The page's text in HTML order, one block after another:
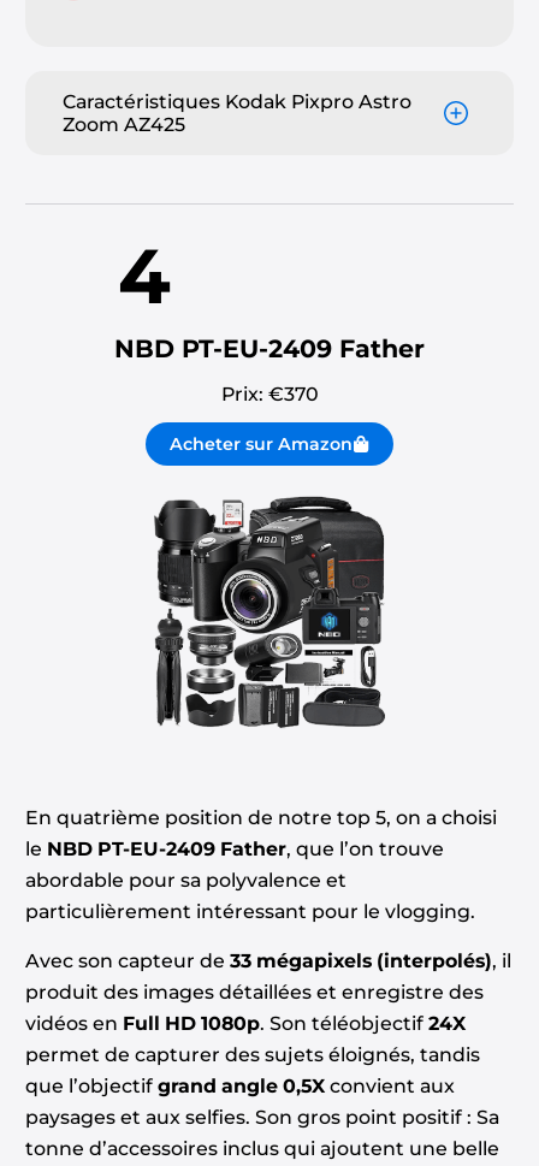
Caractéristiques Kodak Pixpro Astro
Zoom AZ425
4
NBD PT-EU-2409 Father
Prix: €370
Acheter sur Amazon
En quatrième position de notre top 5, on a choisi
le NBD PT-EU-2409 Father, que l’on trouve
abordable pour sa polyvalence et
particulièrement intéressant pour le vlogging.
Avec son capteur de 33 mégapixels (interpolés), il
produit des images détaillées et enregistre des
vidéos en Full HD 1080p. Son téléobjectif 24X
permet de capturer des sujets éloignés, tandis
que l’objectif grand angle 0,5Xconvient aux
paysages et aux selfies. Son gros point positif : Sa
tonne d’accessoires inclus qui ajoutent une belle